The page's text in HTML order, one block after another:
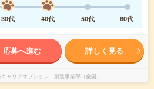
30代 40代 50代 60代
応募へ進む 詳しく見る
ャリアオプション 製造事業部（全国）